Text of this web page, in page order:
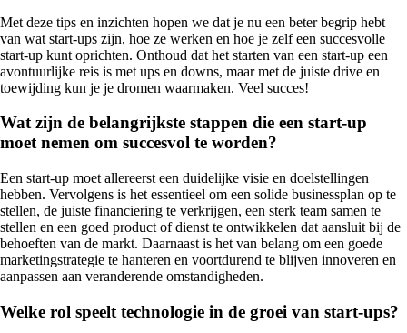
Met deze tips en inzichten hopen we dat je nu een beter begrip hebt
van wat start-ups zijn, hoe ze werken en hoe je zelf een succesvolle
start-up kunt oprichten. Onthoud dat het starten van een start-up een
avontuurlijke reis is met ups en downs, maar met de juiste drive en
toewijding kun je je dromen waarmaken. Veel succes!
Wat zijn de belangrijkste stappen die een start-up
moet nemen om succesvol te worden?
Een start-up moet allereerst een duidelijke visie en doelstellingen
hebben. Vervolgens is het essentieel om een solide businessplan op te
stellen, de juiste financiering te verkrijgen, een sterk team samen te
stellen en een goed product of dienst te ontwikkelen dat aansluit bij de
behoeften van de markt. Daarnaast is het van belang om een goede
marketingstrategie te hanteren en voortdurend te blijven innoveren en
aanpassen aan veranderende omstandigheden.
Welke rol speelt technologie in de groei van start-ups?